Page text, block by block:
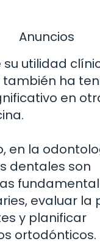
Anuncios
utilidad
ha
en
en la
dentales son
evaluar la
y planificar
ortodónticos.